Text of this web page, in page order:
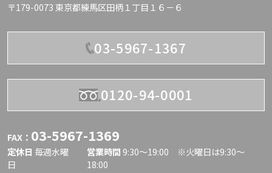
〒179-0073 東京都練馬区田柄１丁目１６－６
03-5967-1367
0120-94-0001
FAX： 03-5967-1369
定休日 毎週水曜
日
営業時間 9:30〜19:00 ※火曜日は9:30～
18:00